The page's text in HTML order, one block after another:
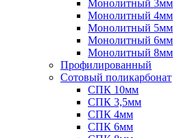
Монолитный 3мм
Монолитный 4мм
Монолитный 5мм
Монолитный 6мм
Монолитный 8мм
Профилированный
Сотовый поликарбонат
СПК 10мм
СПК 3,5мм
СПК 4мм
СПК 6мм